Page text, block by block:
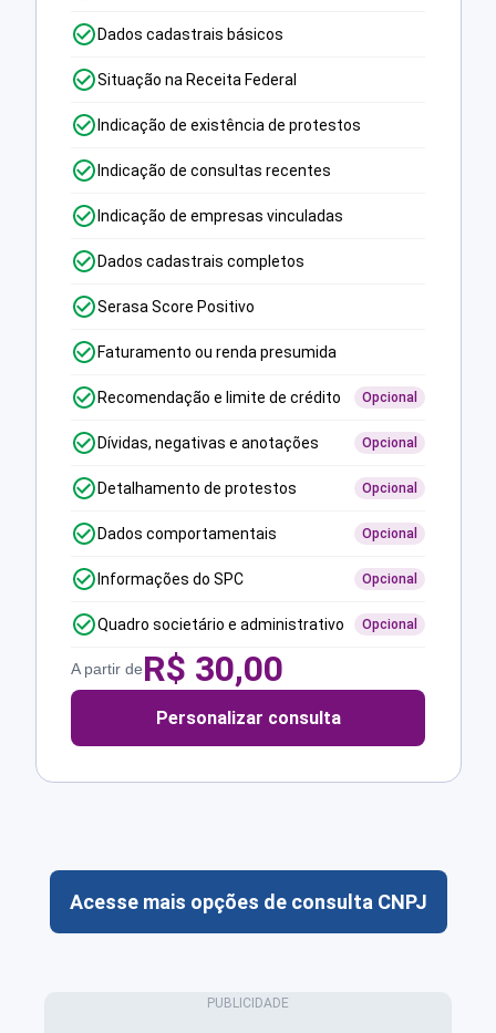
Dados cadastrais básicos
Situação na Receita Federal
Indicação de existência de protestos
Indicação de consultas recentes
Indicação de empresas vinculadas
Dados cadastrais completos
Serasa Score Positivo
Faturamento ou renda presumida
Recomendação e limite de crédito Opcional
Dívidas, negativas e anotações Opcional
Detalhamento de protestos Opcional
Dados comportamentais Opcional
Informações do SPC Opcional
Quadro societário e administrativo Opcional
A partir deR$ 30,00
Personalizar consulta
Acesse mais opções de consulta CNPJ